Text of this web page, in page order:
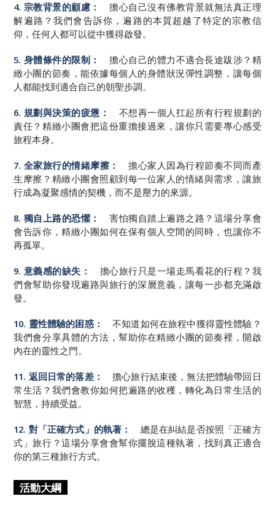
4. 宗教背景的顧慮：
擔心自己沒有佛教背景就無法真正理
解遍路？我們會告訴你，遍路的本質超越了特定的宗教信
仰，任何人都可以從中獲得啟發。
5. 身體條件的限制：
擔心自己的體力不適合長途跋涉？精
緻小團的節奏，能依據每個人的身體狀況彈性調整，讓每個
人都能找到適合自己的朝聖步調。
6. 規劃與決策的疲憊：
不想再一個人扛起所有行程規劃的
責任？精緻小團會把這份重擔接過來，讓你只需要專心感受
旅程本身。
7. 全家旅行的情緒摩擦：
擔心家人因為行程節奏不同而產
生摩擦？精緻小團會照顧到每一位家人的情緒與需求，讓旅
行成為凝聚感情的契機，而不是壓力的來源。
8. 獨自上路的恐懼：
害怕獨自踏上遍路之路？這場分享會
會告訴你，精緻小團如何在保有個人空間的同時，也讓你不
再孤單。
9. 意義感的缺失：
擔心旅行只是一場走馬看花的行程？我
們會幫助你發現遍路與旅行的深層意義，讓每一步都充滿啟
發。
10. 靈性體驗的困惑：
不知道如何在旅程中獲得靈性體驗？
我們會分享具體的方法，幫助你在精緻小團的節奏裡，開啟
內在的靈性之門。
11. 返回日常的落差：
擔心旅行結束後，無法把體驗帶回日
常生活？我們會教你如何把遍路的收穫，轉化為日常生活的
智慧，持續受益。
12. 對「正確方式」的執著：
總是在糾結是否按照「正確方
式」旅行？這場分享會會幫你擺脫這種執著，找到真正適合
你的第三種旅行方式。
活動大綱